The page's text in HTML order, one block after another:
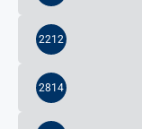
2212
2814